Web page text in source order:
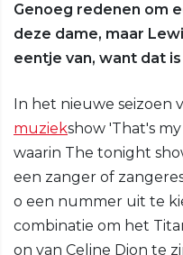
Genoeg redenen om
deze dame, maar
eentje van, want dat
In het nieuwe seizoen
muziekshow 'That's
waarin The tonight
een zanger of
o een nummer uit te
combinatie om het
on van Celine Dion te